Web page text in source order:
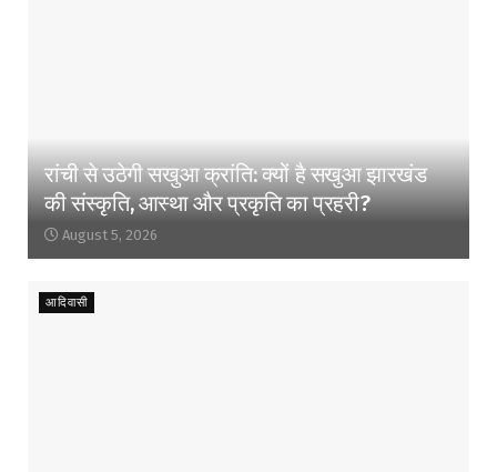
रांची से उठेगी सखुआ क्रांति: क्यों है सखुआ झारखंड
की संस्कृति, आस्था और प्रकृति का प्रहरी?
August 5, 2026
आदिवासी